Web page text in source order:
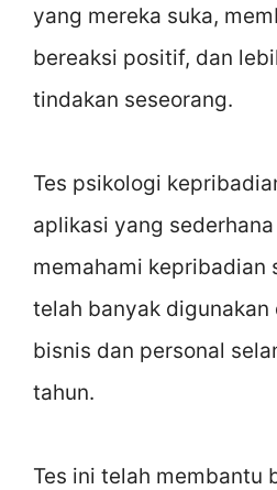
yang mereka suka,
bereaksi positif, dan
tindakan seseorang.
Tes psikologi
aplikasi yang
memahami kepribadian
telah banyak digunakan
bisnis dan personal
tahun.
Tes ini telah membantu